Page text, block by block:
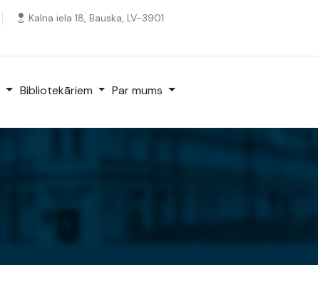
Kalna iela 18, Bauska, LV-3901
Bibliotekāriem Par mums